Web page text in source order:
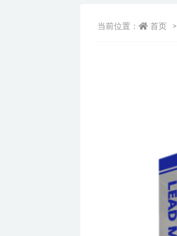
当前位置： 首页